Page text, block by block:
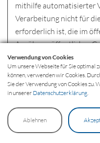
mithilfe automatisierter
Verarbeitung nicht für
erforderlich ist, die im
Ausübung öffentlicher
Verantwortlichen
Ferner hat die
Rechts auf
personenbezogenen
Verantwortlichen an
Verwendung von Cookies
Um unsere Webseite für Sie optimal
können, verwenden wir Cookies.
Sie der Verwendung von Cookies zu.
in unserer Datenschutzerklärung.
Ablehnen